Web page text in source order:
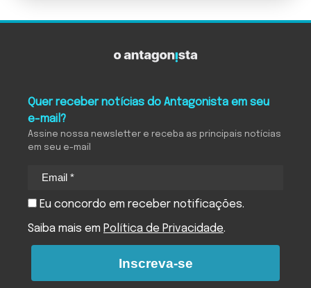
Quer receber notícias do Antagonista em seu
e-mail?
Assine nossa newsletter e receba as principais notícias
em seu e-mail
Eu concordo em receber notificações.
Saiba mais em Política de Privacidade.
Inscreva-se